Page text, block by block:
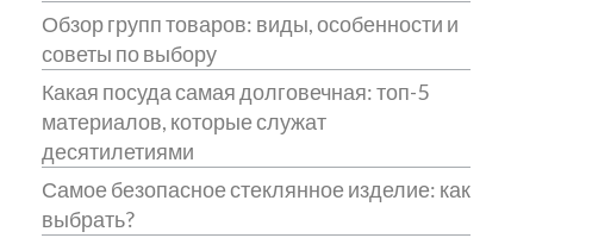
Обзор групп товаров: виды, особенности и
советы по выбору
Какая посуда самая долговечная: топ-5
материалов, которые служат
десятилетиями
Самое безопасное стеклянное изделие: как
выбрать?